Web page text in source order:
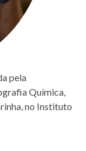
pela
Química,
no Instituto